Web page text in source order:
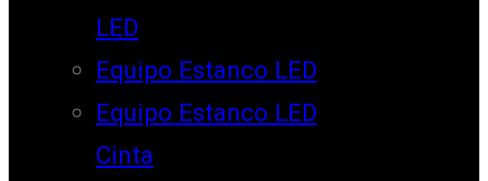
LED
Equipo Estanco LED
Equipo Estanco LED
Cinta